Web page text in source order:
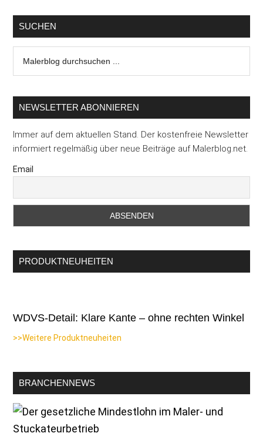
SUCHEN
durchsuchen
NEWSLETTER ABONNIEREN
Immer auf dem aktuellen Stand. Der kostenfreie Newsletter
informiert regelmäßig über neue Beiträge auf Malerblog.net.
Email
PRODUKTNEUHEITEN
WDVS-Detail: Klare Kante – ohne rechten Winkel
>>Weitere Produktneuheiten
BRANCHENNEWS